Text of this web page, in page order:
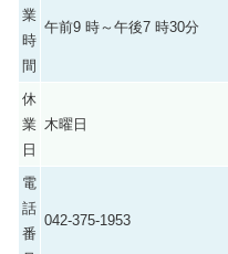
業
時
間
午前9 時～午後7 時30分
休
業
日
木曜日
電
話
番
042-375-1953